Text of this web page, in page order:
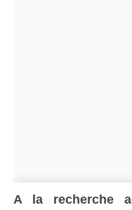
A la recherche